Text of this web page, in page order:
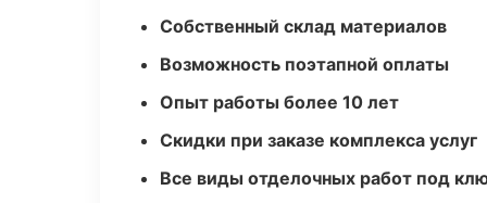
Собственный склад материалов
Возможность поэтапной оплаты
Опыт работы более 10 лет
Скидки при заказе комплекса услуг
Все виды отделочных работ под